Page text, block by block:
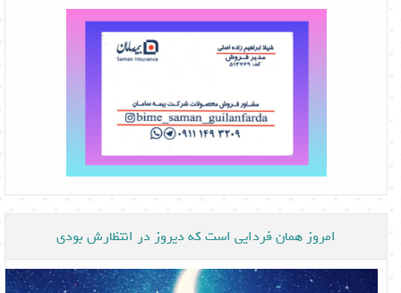
امروز همان فردایی است که دیروز در انتظارش بودی